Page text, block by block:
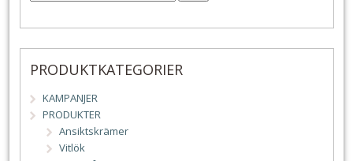
PRODUKTKATEGORIER
KAMPANJER
PRODUKTER
Ansiktskrämer
Vitlök